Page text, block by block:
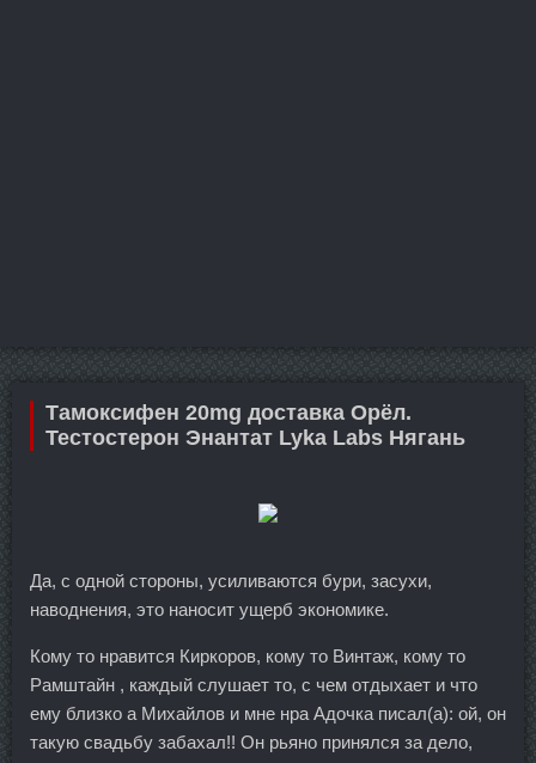
Тамоксифен 20mg доставка Орёл.
Тестостерон Энантат Lyka Labs Нягань
Да, с одной стороны, усиливаются бури, засухи,
наводнения, это наносит ущерб экономике.
Кому то нравится Киркоров, кому то Винтаж, кому то
Рамштайн , каждый слушает то, с чем отдыхает и что
ему близко а Михайлов и мне нра Адочка писал(а): ой, он
такую свадьбу забахал!! Он рьяно принялся за дело,